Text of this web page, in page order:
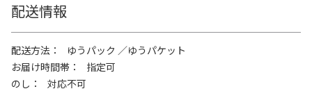
配送情報
配送方法 ゆうパック
ゆうパケット
お届け時間帯
指定可
のし
対応不可